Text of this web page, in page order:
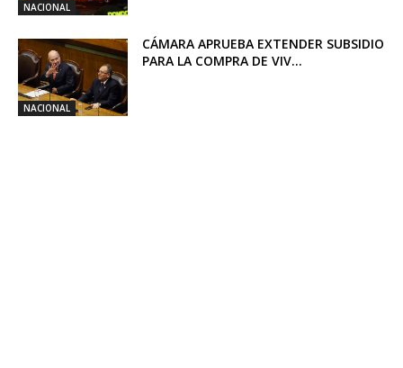
NACIONAL
NACIONAL
CÁMARA APRUEBA EXTENDER SUBSIDIO
PARA LA COMPRA DE VIV...